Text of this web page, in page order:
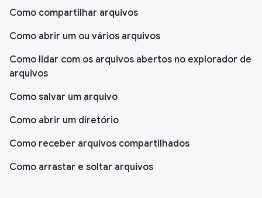
Como compartilhar arquivos
Como abrir um ou vários arquivos
Como lidar com os arquivos abertos no explorador de
arquivos
Como salvar um arquivo
Como abrir um diretório
Como receber arquivos compartilhados
Como arrastar e soltar arquivos